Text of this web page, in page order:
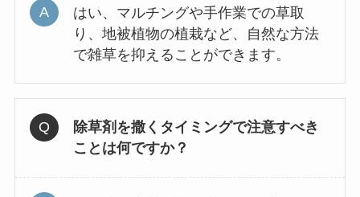
はい、マルチングや手作業での草取
り、地被植物の植栽など、自然な方法
で雑草を抑えることができます。
除草剤を撒くタイミングで注意すべき
ことは何ですか？